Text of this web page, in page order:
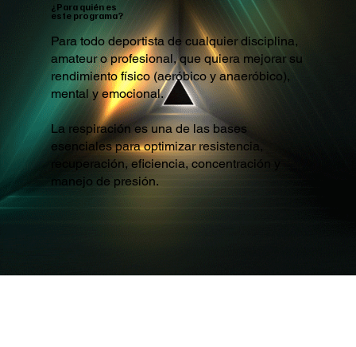
¿Para quién es
este programa?
Para todo deportista de cualquier disciplina,
amateur o profesional, que quiera mejorar su
rendimiento físico (aeróbico y anaeróbico),
mental y emocional.
La respiración es una de las bases
esenciales para optimizar resistencia,
recuperación, eficiencia, concentración y
manejo de presión.